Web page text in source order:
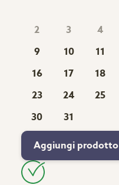
2
3 4
9
10 11
16
17 18
23
24 25
30
31
Aggiungi prodotto